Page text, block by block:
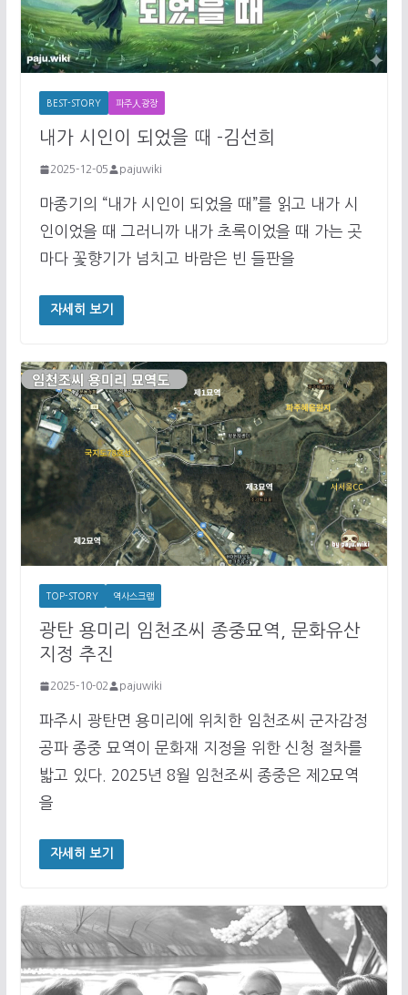
BEST-STORY 파주人광장
내가 시인이 되었을 때 -김선희
2025-12-05 pajuwiki
마종기의 “내가 시인이 되었을 때”를 읽고 내가 시
인이었을 때 그러니까 내가 초록이었을 때 가는 곳
마다 꽃향기가 넘치고 바람은 빈 들판을
자세히 보기
TOP-STORY 역사스크랩
광탄 용미리 임천조씨 종중묘역, 문화유산
지정 추진
2025-10-02 pajuwiki
파주시 광탄면 용미리에 위치한 임천조씨 군자감정
공파 종중 묘역이 문화재 지정을 위한 신청 절차를
밟고 있다. 2025년 8월 임천조씨 종중은 제2묘역
을
자세히 보기